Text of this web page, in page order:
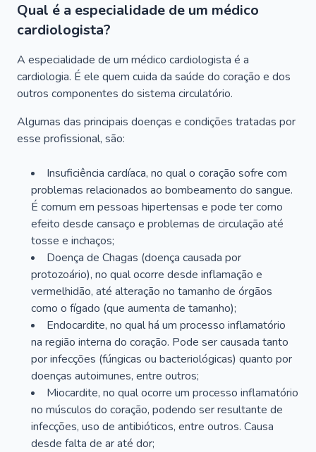
Qual é a especialidade de um médico
cardiologista?
A especialidade de um médico cardiologista é a
cardiologia. É ele quem cuida da saúde do coração e dos
outros componentes do sistema circulatório.
Algumas das principais doenças e condições tratadas por
esse profissional, são:
Insuficiência cardíaca, no qual o coração sofre com
problemas relacionados ao bombeamento do sangue.
É comum em pessoas hipertensas e pode ter como
efeito desde cansaço e problemas de circulação até
tosse e inchaços;
Doença de Chagas (doença causada por
protozoário), no qual ocorre desde inflamação e
vermelhidão, até alteração no tamanho de órgãos
como o fígado (que aumenta de tamanho);
Endocardite, no qual há um processo inflamatório
na região interna do coração. Pode ser causada tanto
por infecções (fúngicas ou bacteriológicas) quanto por
doenças autoimunes, entre outros;
Miocardite, no qual ocorre um processo inflamatório
no músculos do coração, podendo ser resultante de
infecções, uso de antibióticos, entre outros. Causa
desde falta de ar até dor;